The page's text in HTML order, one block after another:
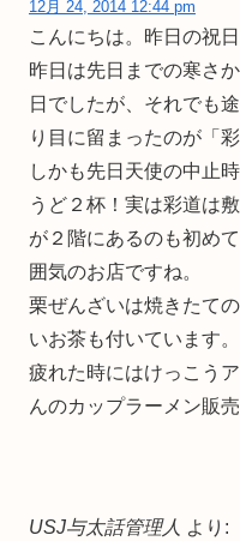
12月 24, 2014 12:44 pm
こんにちは。昨日の祝
昨日は先日までの寒さ
日でしたが、それでも
り目に留まったのが「
しかも先日天使の中止
うど２杯！実は彩道は
が２階にあるのも初め
囲気のお店ですね。
栗ぜんざいは焼きたて
いお茶も付いています
疲れた時にはけっこう
んのカップラーメン販
USJ与太話管理人 より: